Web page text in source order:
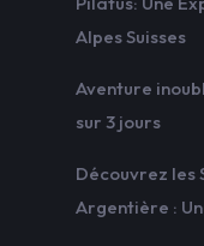
Alpes Suisses
Aventure
sur 3 jours
Découvrez les
Argentière :